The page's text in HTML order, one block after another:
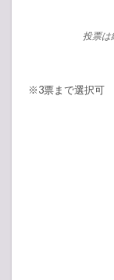
投票は
※3票まで選択可